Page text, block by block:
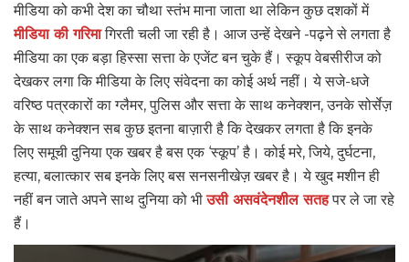
मीडिया को कभी देश का चौथा स्तंभ माना जाता था लेकिन कुछ दशकों में
मीडिया की गरिमागिरती चली जा रही है। आज उन्हें देखने -पढ़ने से लगता है
मीडिया का एक बड़ा हिस्सा सत्ता के एजेंट बन चुके हैं। स्कूप वेबसीरीज को
देखकर लगा कि मीडिया के लिए संवेदना का कोई अर्थ नहीं। ये सजे-धजे
वरिष्ठ पत्रकारों का ग्लैमर, पुलिस और सत्ता के साथ कनेक्शन, उनके सोर्सेज़
के साथ कनेक्शन सब कुछ इतना बाज़ारी है कि देखकर लगता है कि इनके
लिए समूची दुनिया एक खबर है बस एक ‘स्कूप’ है। कोई मरे, जिये, दुर्घटना,
हत्या, बलात्कार सब इनके लिए बस सनसनीखेज़ खबर है। ये खुद मशीन ही
नहीं बन जाते अपने साथ दुनिया को भीउसी असवंदेनशील सतहपर ले जा रहे
हैं।